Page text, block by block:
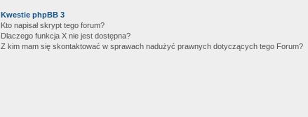
Kwestie phpBB 3
Kto napisał skrypt tego forum?
Dlaczego funkcja X nie jest dostępna?
Z kim mam się skontaktować w sprawach nadużyć prawnych dotyczących tego Forum?